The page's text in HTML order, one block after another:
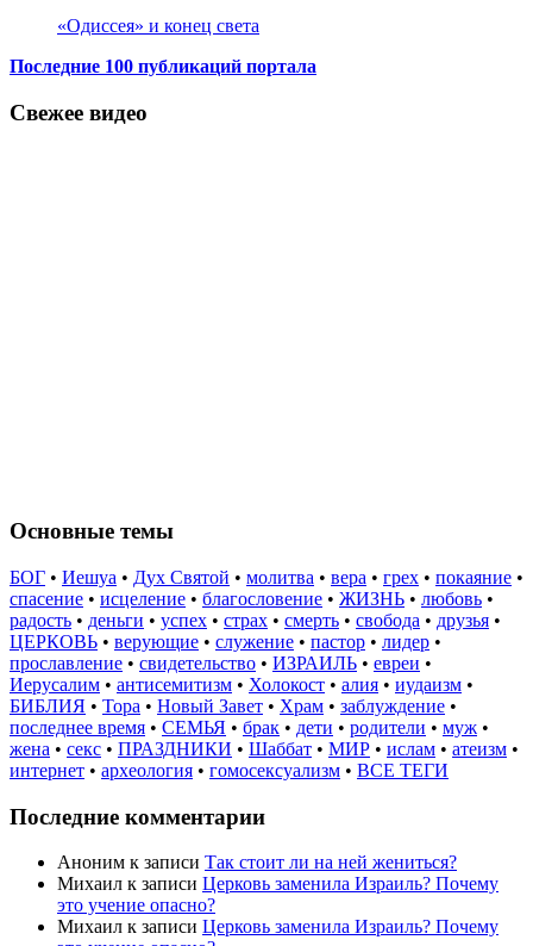
«Одиссея» и конец света
Последние 100 публикаций портала
Свежее видео
Основные темы
БОГ • Иешуа • Дух Святой • молитва • вера • грех • покаяние •
спасение • исцеление • благословение • ЖИЗНЬ • любовь •
радость • деньги • успех • страх • смерть • свобода • друзья •
ЦЕРКОВЬ • верующие • служение • пастор • лидер •
прославление • свидетельство • ИЗРАИЛЬ • евреи •
Иерусалим • антисемитизм • Холокост • алия • иудаизм •
БИБЛИЯ • Тора • Новый Завет • Храм • заблуждение •
последнее время • СЕМЬЯ • брак • дети • родители • муж •
жена • секс • ПРАЗДНИКИ • Шаббат • МИР • ислам • атеизм •
интернет • археология • гомосексуализм • ВСЕ ТЕГИ
Последние комментарии
Аноним к записи Так стоит ли на ней жениться?
Михаил к записи Церковь заменила Израиль? Почему
это учение опасно?
Михаил к записи Церковь заменила Израиль? Почему